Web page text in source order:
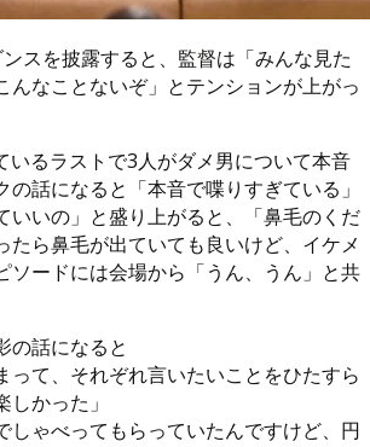
スを披露すると、監督は「みんな見た
んなことないぞ」とテンションが上がっ
いるラストで3人がダメ男について本音
の話になると「本音で喋りすぎている」
いいの」と盛り上がると、「鼻毛のくだ
たら鼻毛が出ていても良いけど、イケメ
ソードには会場から「うん、うん」と共
の話になると
って、それぞれ言いたいことをひたすら
かった」
しゃべってもらっていたんですけど、円